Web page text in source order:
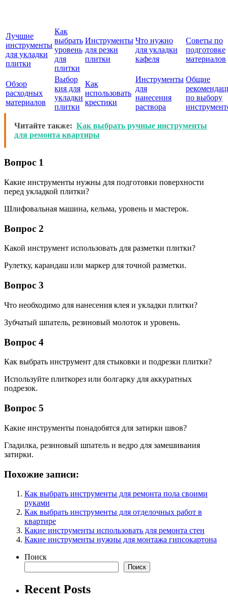
Лучшие
инструменты
для укладки
плитки
Как
выбрать
уровень
для
плитки
Инструменты
для резки
плитки
Что нужно
для укладки
кафеля
Советы по
подготовке
материалов
Обзор
расходных
материалов
Выбор
кия для
укладки
плитки
Как
использовать
крестики
Инструменты
для
нанесения
раствора
Общие
по выбору
Читайте также: Как выбрать ручные инструменты
для ремонта квартиры
Вопрос 1
Какие инструменты нужны для подготовки поверхности
перед укладкой плитки?
Шлифовальная машина, кельма, уровень и мастерок.
Вопрос 2
Какой инструмент использовать для разметки плитки?
Рулетку, карандаш или маркер для точной разметки.
Вопрос 3
Что необходимо для нанесения клея и укладки плитки?
Зубчатый шпатель, резиновый молоток и уровень.
Вопрос 4
Как выбрать инструмент для стыковки и подрезки плитки?
Используйте плиткорез или болгарку для аккуратных
подрезок.
Вопрос 5
Какие инструменты понадобятся для затирки швов?
Гладилка, резиновый шпатель и ведро для замешивания
затирки.
Похожие записи:
Как выбрать инструменты для ремонта пола своими
руками
Как выбрать инструменты для отделочных работ в
квартире
Какие инструменты использовать для ремонта стен
Какие инструменты нужны для монтажа гипсокартона
Поиск
Поиск
Recent Posts